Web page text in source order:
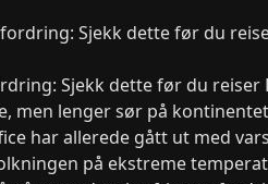
Sjekk dette før du
men lenger sør på
har allerede gått ut med
på ekstreme